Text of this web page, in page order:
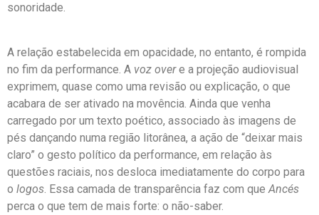
sonoridade.
A relação estabelecida em opacidade, no entanto, é rompida
no fim da performance. A voz overe a projeção audiovisual
exprimem, quase como uma revisão ou explicação, o que
acabara de ser ativado na movência. Ainda que venha
carregado por um texto poético, associado às imagens de
pés dançando numa região litorânea, a ação de “deixar mais
claro” o gesto político da performance, em relação às
questões raciais, nos desloca imediatamente do corpo para
o logos . Essa camada de transparência faz com que Ancés
perca o que tem de mais forte: o não-saber.